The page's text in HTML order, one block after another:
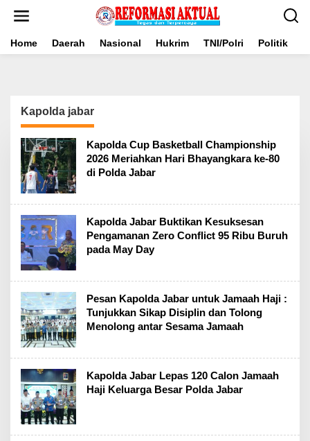
Home Daerah Nasional Hukrim TNI/Polri Politik
Kapolda jabar
Kapolda Cup Basketball Championship
2026 Meriahkan Hari Bhayangkara ke-80
di Polda Jabar
Kapolda Jabar Buktikan Kesuksesan
Pengamanan Zero Conflict 95 Ribu Buruh
pada May Day
Pesan Kapolda Jabar untuk Jamaah Haji :
Tunjukkan Sikap Disiplin dan Tolong
Menolong antar Sesama Jamaah
Kapolda Jabar Lepas 120 Calon Jamaah
Haji Keluarga Besar Polda Jabar